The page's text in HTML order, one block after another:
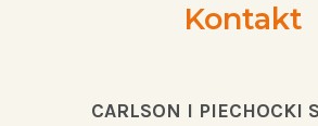
Kontakt
CARLSON I PIECHOCKI